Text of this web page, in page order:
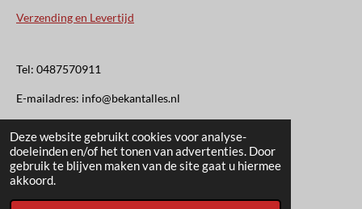
Deze website gebruikt cookies voor analyse-
doeleinden en/of het tonen van advertenties. Door
gebruik te blijven maken van de site gaat u hiermee
akkoord.
Verzending en Levertijd
Tel: 0487570911
E-mailadres: info@bekantalles.nl
Rooysestraat 4
6621AM Dreumel
© 2020 - 2026 Bekant Alles